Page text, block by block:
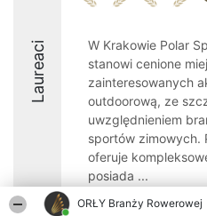
ORŁY Branży Rowerowej
Laureaci
W Krakowie Polar
stanowi cenione
zainteresowanych
outdoorową, ze
uwzględnieniem
sportów zimowych.
oferuje
posiada ...
9.2